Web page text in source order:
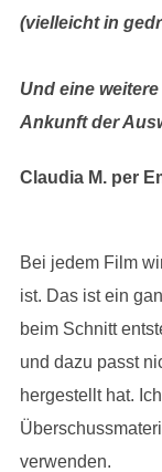
(vielleicht in
Und eine
Ankunft der
Claudia M. per
Bei jedem Film
ist. Das ist ein
beim Schnitt
und dazu passt
hergestellt hat.
verwenden.